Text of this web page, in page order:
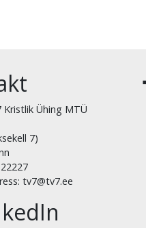
Kristlik Ühing MTÜ
7)
tv7@tv7.ee